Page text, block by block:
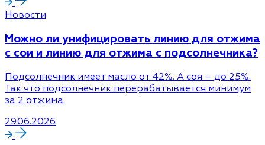
Новости
Можно ли унифицировать линию для отжима
с сои и линию для отжима с подсолнечника?
Подсолнечник имеет масло от 42%. А соя – до 25%.
Так что подсолнечник перерабатывается минимум
за 2 отжима.
29.06.2026